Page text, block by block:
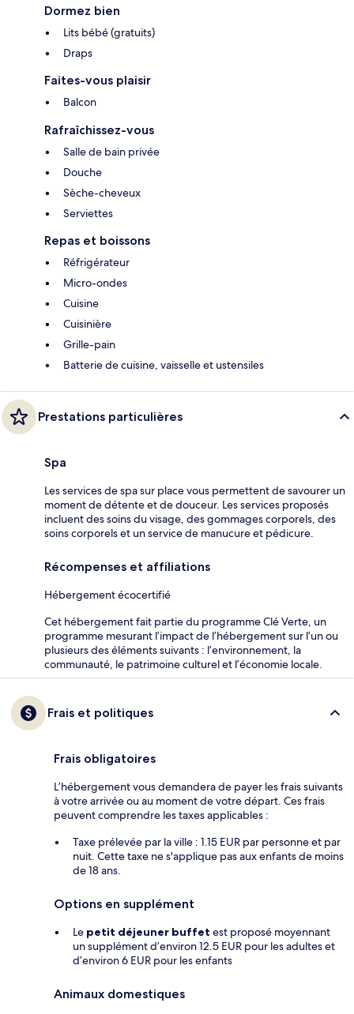
Dormez bien
Lits bébé (gratuits)
Draps
Faites-vous plaisir
Balcon
Rafraîchissez-vous
Salle de bain privée
Douche
Sèche-cheveux
Serviettes
Repas et boissons
Réfrigérateur
Micro-ondes
Cuisine
Cuisinière
Grille-pain
Batterie de cuisine, vaisselle et ustensiles
Prestations particulières
Spa
Les services de spa sur place vous permettent de savourer un
moment de détente et de douceur. Les services proposés
incluent des soins du visage, des gommages corporels, des
soins corporels et un service de manucure et pédicure.
Récompenses et affiliations
Hébergement écocertifié
Cet hébergement fait partie du programme Clé Verte, un
programme mesurant l’impact de l’hébergement sur l’un ou
plusieurs des éléments suivants : l’environnement, la
communauté, le patrimoine culturel et l’économie locale.
Frais et politiques
Frais obligatoires
L’hébergement vous demandera de payer les frais suivants
à votre arrivée ou au moment de votre départ. Ces frais
peuvent comprendre les taxes applicables :
Taxe prélevée par la ville : 1.15 EUR par personne et par
nuit. Cette taxe ne s'applique pas aux enfants de moins
de 18 ans.
Options en supplément
Le petit déjeuner buffet est proposé moyennant
un supplément d’environ 12.5 EUR pour les adultes et
d’environ 6 EUR pour les enfants
Animaux domestiques